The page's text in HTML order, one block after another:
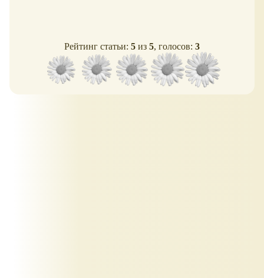
Рейтинг статьи: 5 из 5, голосов: 3